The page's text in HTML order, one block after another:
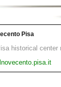
Pisa
historical center